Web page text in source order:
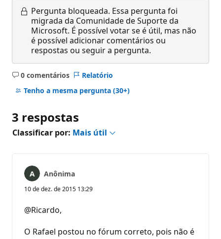
Pergunta bloqueada. Essa pergunta foi
migrada da Comunidade de Suporte da
Microsoft. É possível votar se é útil, mas não
é possível adicionar comentários ou
respostas ou seguir a pergunta.
0 comentários
Sem
comentários
Relatório
Tenho a mesma pergunta (30+)
3 respostas
Classificar por: Mais útil
Anônima
10 de dez. de 2015 13:29
@Ricardo,
O Rafael postou no fórum correto, pois não é